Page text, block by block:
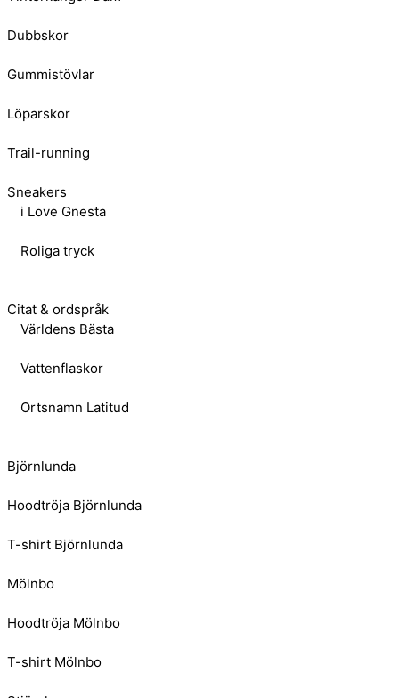
Dubbskor
Gummistövlar
Löparskor
Trail-running
Sneakers
i Love Gnesta
Roliga tryck
Citat & ordspråk
Världens Bästa
Vattenflaskor
Ortsnamn Latitud
Björnlunda
Hoodtröja Björnlunda
T-shirt Björnlunda
Mölnbo
Hoodtröja Mölnbo
T-shirt Mölnbo